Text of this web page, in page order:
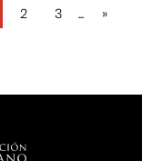
2 3 ... »